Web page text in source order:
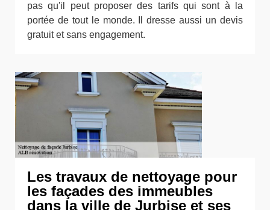
pas qu'il peut proposer des tarifs qui sont à la
portée de tout le monde. Il dresse aussi un devis
gratuit et sans engagement.
Les travaux de nettoyage pour
les façades des immeubles
dans la ville de Jurbise et ses